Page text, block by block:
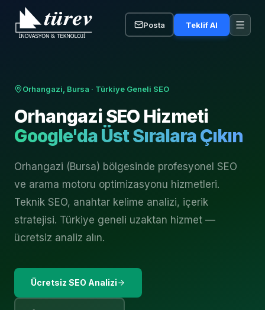
Posta Teklif Al
Orhangazi, Bursa · Türkiye Geneli SEO
OrhangaziSEO Hizmeti
Google'da Üst Sıralara Çıkın
Orhangazi (Bursa) bölgesinde profesyonel SEO
ve arama motoru optimizasyonu hizmetleri.
Teknik SEO, anahtar kelime analizi, içerik
stratejisi. Türkiye geneli uzaktan hizmet —
ücretsiz analiz alın.
Ücretsiz SEO Analizi